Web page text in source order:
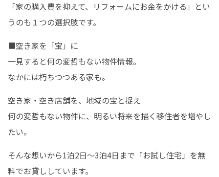
「家の購入費を抑えて、リフォームにお金をかける」とい
うのも１つの選択肢です。
■空き家を「宝」に
一見すると何の変哲もない物件情報。
なかには朽ちつつある家も。
空き家・空き店舗を、地域の宝と捉え
何の変哲もない物件に、明るい将来を描く移住者を増やし
たい。
そんな想いから1泊2日～3泊4日まで「お試し住宅」を無
料でお貸ししています。